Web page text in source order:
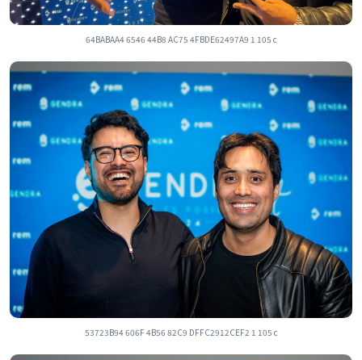
64BABAA4 6546 44B8 AC75 4FBDE62497A9 1 105 c
53723B94 606F 4B56 82C9 DFFC2912CEF2 1 105 c